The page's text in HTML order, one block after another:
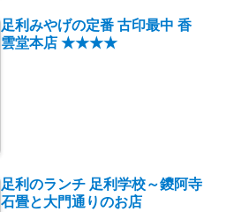
足利みやげの定番 古印最中 香
雲堂本店 ★★★★
足利のランチ 足利学校～鑁阿寺
石畳と大門通りのお店